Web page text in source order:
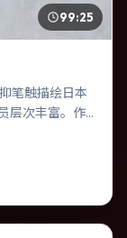
99:25
笔触描绘日本
层次丰富。作
向不可逆转